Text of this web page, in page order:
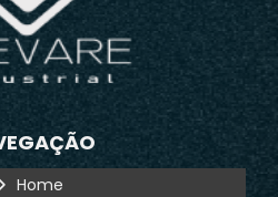
Home